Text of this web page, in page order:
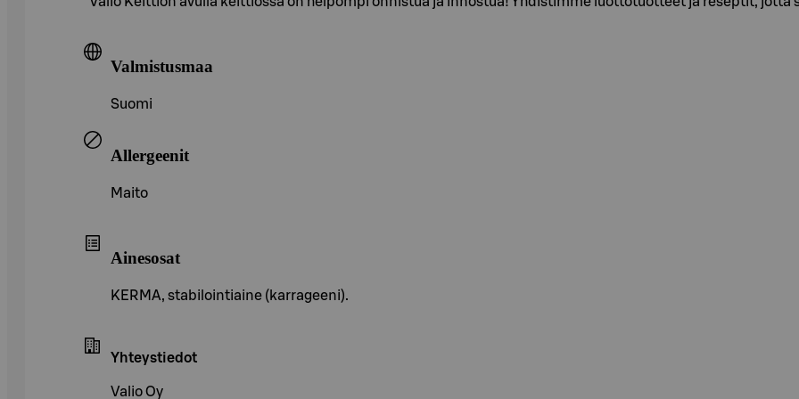
Valmistusmaa
Suomi
Allergeenit
Maito
Ainesosat
KERMA, stabilointiaine (karrageeni).
Yhteystiedot
Valio Oy